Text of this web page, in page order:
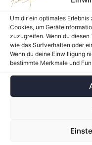
Um dir ein optimales
Cookies, um
zuzugreifen. Wenn du
wie das Surfverhalten oder
Wenn du deine Einwilligung
bestimmte Merkmale und
Name*
E-Mail-Adresse*
Website